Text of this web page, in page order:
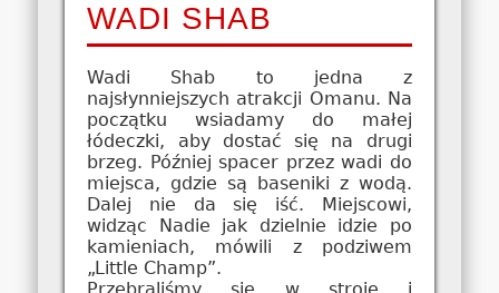
WADI SHAB
Wadi Shab to jedna z
najsłynniejszych atrakcji Omanu. Na
początku wsiadamy do małej
łódeczki, aby dostać się na drugi
brzeg. Później spacer przez wadi do
miejsca, gdzie są baseniki z wodą.
Dalej nie da się iść. Miejscowi,
widząc Nadie jak dzielnie idzie po
kamieniach, mówili z podziwem
„Little Champ”.